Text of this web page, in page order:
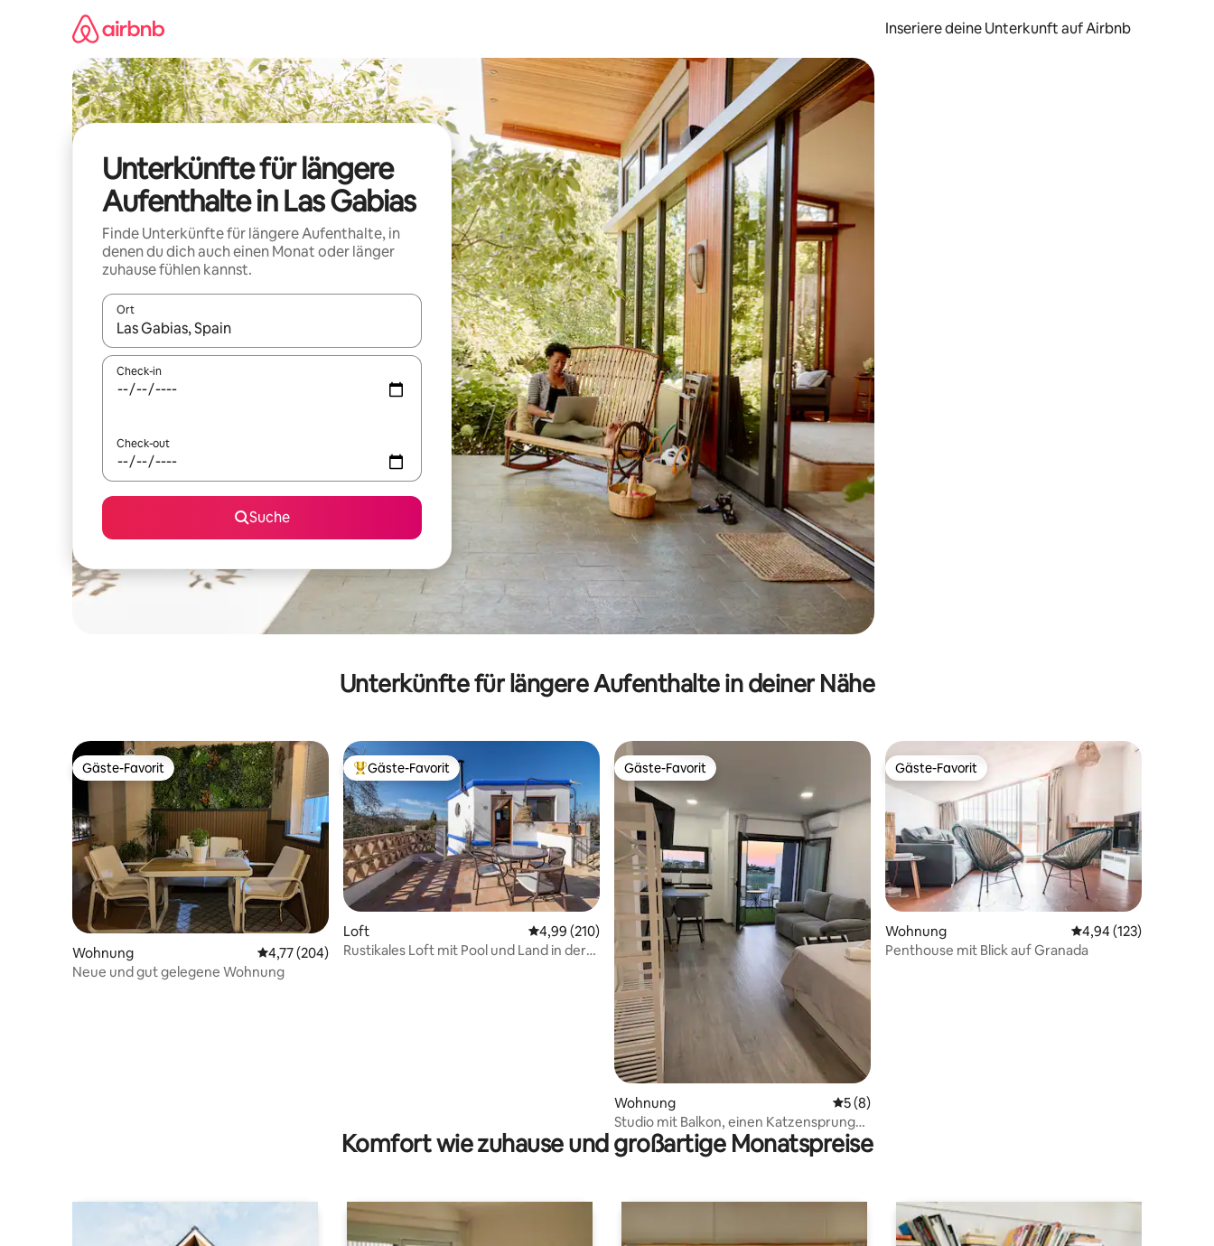
Inseriere deine Unterkunft auf Airbnb
Unterkünfte für längere
Aufenthalte in Las Gabias
Finde Unterkünfte für längere Aufenthalte, in
denen du dich auch einen Monat oder länger
zuhause fühlen kannst.
Ort
Wenn Ergebnisse verfügbar sind, navigiere mit den Pfeiltasten nach oben und unten oder erkunde die Ergebnisse durch Berühren oder Wischgesten.
Check-in
Check-out
Suche
Unterkünfte für längere Aufenthalte in deiner Nähe
Gäste-Favorit
Gäste-Favorit
Wohnung Durchschnittliche Bewertung: 4,77 von 5, 204 Bewertungen
4,77 (204)
Neue und gut gelegene Wohnung
Beliebter Gäste-Favorit.
Gäste-Favorit
Loft Durchschnittliche Bewertung: 4,99 von 5, 210 Bewertungen
4,99 (210)
Rustikales Loft mit Pool und Land in der
Gäste-Favorit
Gäste-Favorit
Wohnung Durchschnittliche Bewertung: 5 von 5, 8 Bewertungen
5 (8)
Studio mit Balkon, einen Katzensprung
von Granada
Gäste-Favorit
Gäste-Favorit
Wohnung Durchschnittliche
4,94 (123)
Penthouse mit Blick auf Granada
Komfort wie zuhause und großartige Monatspreise